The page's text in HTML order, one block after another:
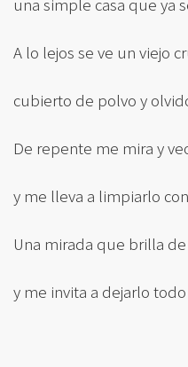
CAMPAÑA 1%
CORONAS DE
A lo lejos se ve un viejo
cubierto de polvo y
De repente me mira y
y me lleva a limpiarlo
Una mirada que brilla
y me invita a dejarlo